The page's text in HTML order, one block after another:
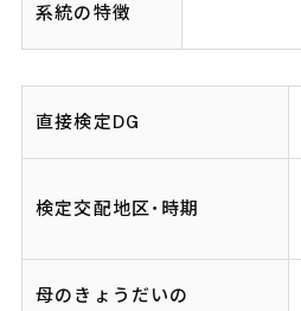
系統の特徴
直接検定DG
検定交配地区･時期
母のきょうだいの